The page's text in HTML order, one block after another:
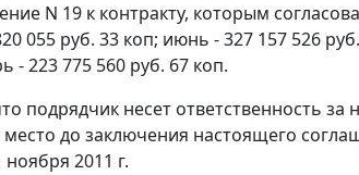
N 19 к контракту, которым
055 руб. 33 коп; июнь - 327 157 526
- 223 775 560 руб. 67 коп.
подрядчик несет ответственность за
до заключения настоящего
2011 г.